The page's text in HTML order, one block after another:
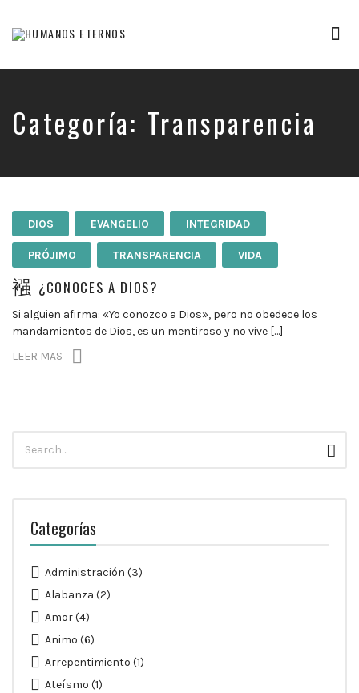
humanos,
nos
creó
Categoría: Transparencia
DIOS EVANGELIO INTEGRIDAD
PRÓJIMO TRANSPARENCIA VIDA
¿CONOCES A DIOS?
Si alguien afirma: «Yo conozco a Dios», pero no obedece los
mandamientos de Dios, es un mentiroso y no vive […]
LEER MAS
para:
Categorías
Administración (3)
Alabanza (2)
Amor(4)
Animo (6)
Arrepentimiento (1)
Ateísmo (1)